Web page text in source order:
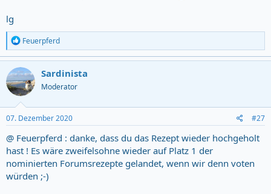
lg
R
e
a
c
t
i
o
n
s
:
Feuerpferd
Sardinista
Moderator
07. Dezember 2020 #27
@ Feuerpferd : danke, dass du das Rezept wieder hochgeholt
hast ! Es wäre zweifelsohne wieder auf Platz 1 der
nominierten Forumsrezepte gelandet, wenn wir denn voten
würden ;-)